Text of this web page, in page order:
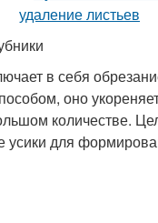
в себя
оно
количестве.
усики для